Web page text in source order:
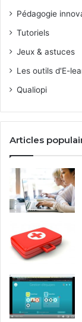
Pédagogie
Tutoriels
Jeux & astuces
Les outils d'E-
Qualiopi
Articles